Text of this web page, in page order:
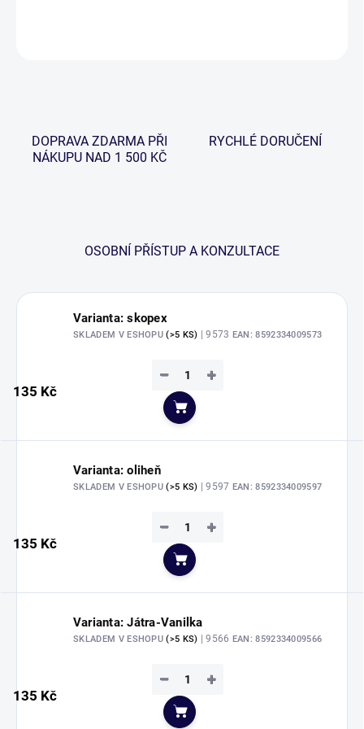
DOPRAVA ZDARMA PŘI
NÁKUPU NAD 1 500 KČ
RYCHLÉ DORUČENÍ
OSOBNÍ PŘÍSTUP A KONZULTACE
Varianta: skopex
SKLADEM V ESHOPU(>5 KS) | 9573 EAN: 8592334009573
135 Kč
+
−
Do košíku
Varianta: oliheň
SKLADEM V ESHOPU(>5 KS) | 9597 EAN: 8592334009597
135 Kč
+
−
Do košíku
Varianta: Játra-Vanilka
SKLADEM V ESHOPU(>5 KS) | 9566 EAN: 8592334009566
135 Kč
+
−
Do košíku